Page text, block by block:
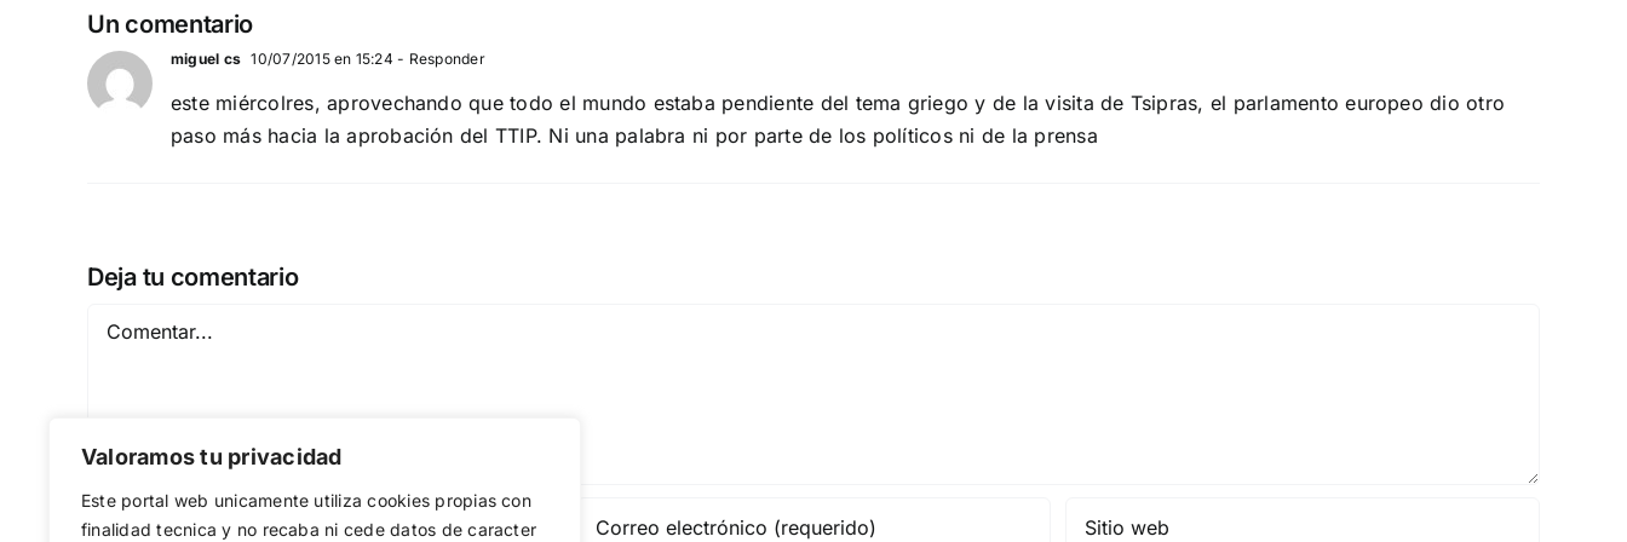
Valoramos tu privacidad
Este portal web unicamente utiliza cookies propias con
finalidad tecnica y no recaba ni cede datos de caracter
Un comentario
miguel cs 10/07/2015 en 15:24 - Responder
este miércolres, aprovechando que todo el mundo estaba pendiente del tema griego y de la visita de Tsipras, el parlamento europeo dio otro
paso más hacia la aprobación del TTIP. Ni una palabra ni por parte de los políticos ni de la prensa
Deja tu comentario
Comentar